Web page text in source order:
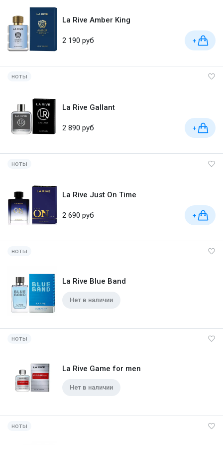
La Rive Amber King
2 190 руб +
ноты
La Rive Gallant
2 890 руб +
ноты
La Rive Just On Time
2 690 руб +
ноты
La Rive Blue Band
Нет в наличии
ноты
La Rive Game for men
Нет в наличии
ноты